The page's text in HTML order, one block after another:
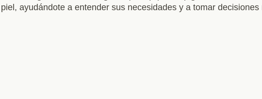
ayudándote a entender sus necesidades y a tomar